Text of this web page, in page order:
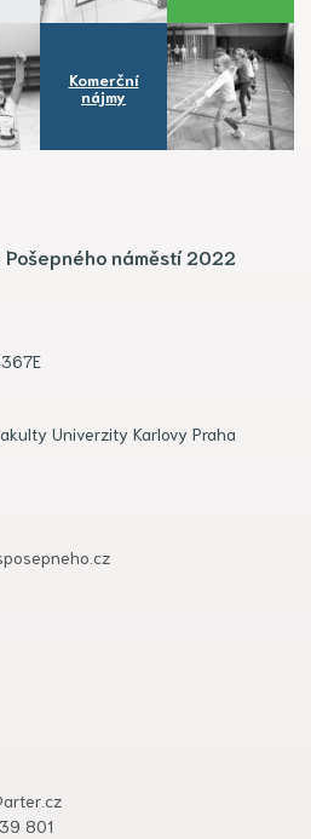
Komerční
nájmy
náměstí 2022
Univerzity Karlovy Praha
801